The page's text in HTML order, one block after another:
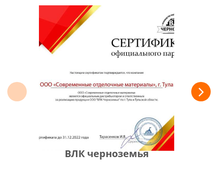
ВЛК черноземья